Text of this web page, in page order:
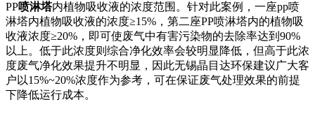
PP喷淋塔内植物吸收液的浓度范围。针对此案例，一座pp喷
淋塔内植物吸收液的浓度≥15%，第二座PP喷淋塔内的植物吸
收液浓度≥20%，即可使废气中有害污染物的去除率达到90%
以上。低于此浓度则综合净化效率会较明显降低，但高于此浓
度废气净化效果提升不明显，因此无锡晶目达环保建议广大客
户以15%~20%浓度作为参考，可在保证废气处理效果的前提
下降低运行成本。